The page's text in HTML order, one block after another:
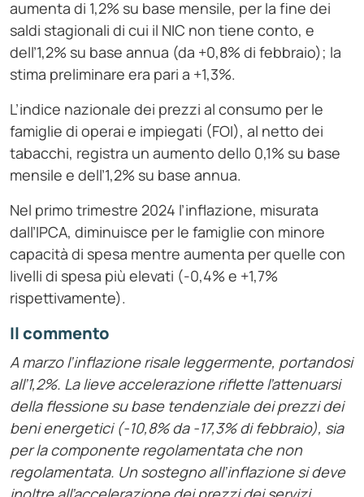
aumenta di 1,2% su base mensile, per la fine dei
saldi stagionali di cui il NIC non tiene conto, e
dell’1,2% su base annua (da +0,8% di febbraio); la
stima preliminare era pari a +1,3%.
L’indice nazionale dei prezzi al consumo per le
famiglie di operai e impiegati (FOI), al netto dei
tabacchi, registra un aumento dello 0,1% su base
mensile e dell’1,2% su base annua.
Nel primo trimestre 2024 l’inflazione, misurata
dall’IPCA, diminuisce per le famiglie con minore
capacità di spesa mentre aumenta per quelle con
livelli di spesa più elevati (-0,4% e +1,7%
rispettivamente).
Il commento
A marzo l’inflazione risale leggermente, portandosi
all’1,2%. La lieve accelerazione riflette l’attenuarsi
della flessione su base tendenziale dei prezzi dei
beni energetici (-10,8% da -17,3% di febbraio), sia
per la componente regolamentata che non
regolamentata. Un sostegno all’inflazione si deve